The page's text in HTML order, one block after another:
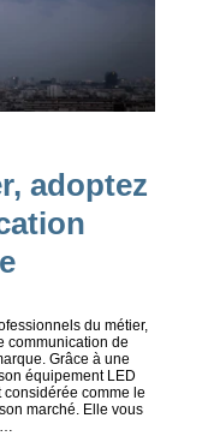
adoptez
du métier,
communication de
Grâce à une
équipement LED
comme le
marché. Elle vous